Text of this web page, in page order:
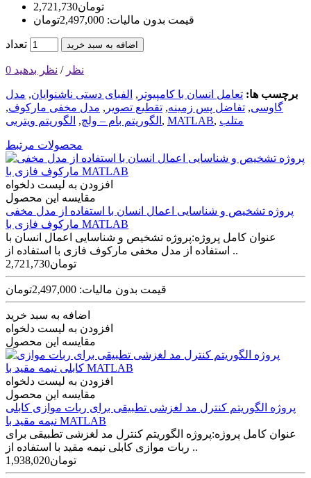
2,721,730تومان
قیمت بدون مالیات: 2,497,000تومان
تعداد اضافه به سبد خرید
0 نظر / نظر بدهید
برچسب ها: تعامل انسان با کامپیوتر , الفبای دستی ناشنوایان, مدل
گاوسی, تفاضل پس زمینه, تقطیع تصویر , مدل مخفی مارکوف,
الگوریتم بام – ولچ, الگوریتم ویتربی , MATLAB, متلب
محصولات مرتبط
افزودن به لیست دلخواه
مقایسه این محصول
پروژه تشخیص و شناسایی اعمال انسان با استفاده از مدل مخفی
مارکوف فازی با MATLAB
عنوان کامل پروژه:پروژه تشخیص و شناسایی اعمال انسان با
استفاده از مدل مخفی مارکوف فازی با استفاده از ..
2,721,730تومان
قیمت بدون مالیات: 2,497,000تومان
اضافه به سبد خرید
افزودن به لیست دلخواه
مقایسه این محصول
افزودن به لیست دلخواه
مقایسه این محصول
پروژه الگوریتم کنترل مد لغزشی تطبیقی برای ربات موازی کابلی
نیمه مقید با MATLAB
عنوان کامل پروژه:پروژه الگوریتم کنترل مد لغزشی تطبیقی برای
ربات موازی کابلی نیمه مقید با استفاده از ..
1,938,020تومان